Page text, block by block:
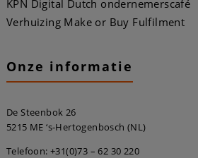
KPN Digital Dutch ondernemerscafé
Verhuizing Make or Buy Fulfilment
Onze informatie
De Steenbok 26
5215 ME ‘s-Hertogenbosch (NL)
Telefoon: +31(0)73 – 62 30 220